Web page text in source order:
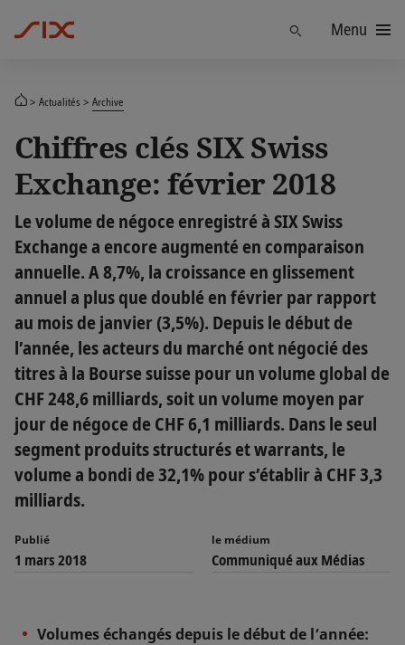
TrouverMenu
Actualités Archive
Chiffres clés SIX Swiss
Exchange: février 2018
Le volume de négoce enregistré à SIX Swiss
Exchange a encore augmenté en comparaison
annuelle. A 8,7%, la croissance en glissement
annuel a plus que doublé en février par rapport
au mois de janvier (3,5%). Depuis le début de
l’année, les acteurs du marché ont négocié des
titres à la Bourse suisse pour un volume global de
CHF 248,6 milliards, soit un volume moyen par
jour de négoce de CHF 6,1 milliards. Dans le seul
segment produits structurés et warrants, le
volume a bondi de 32,1% pour s’établir à CHF 3,3
milliards.
Publié
1 mars 2018
le médium
Communiqué aux Médias
Volumes échangés depuis le début de l’année: